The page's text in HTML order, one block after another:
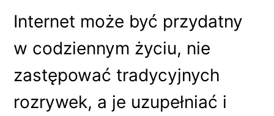
Internet może być przydatny
w codziennym życiu, nie
zastępować tradycyjnych
rozrywek, a je uzupełniać i